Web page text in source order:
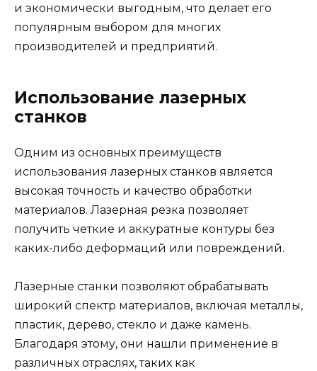
и экономически выгодным, что делает его
популярным выбором для многих
производителей и предприятий.
Использование лазерных
станков
Одним из основных преимуществ
использования лазерных станков является
высокая точность и качество обработки
материалов. Лазерная резка позволяет
получить четкие и аккуратные контуры без
каких-либо деформаций или повреждений.
Лазерные станки позволяют обрабатывать
широкий спектр материалов, включая металлы,
пластик, дерево, стекло и даже камень.
Благодаря этому, они нашли применение в
различных отраслях, таких как